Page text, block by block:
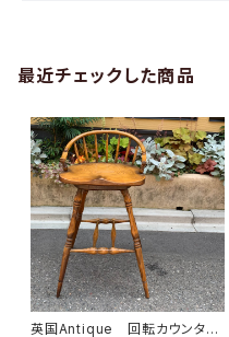
最近チェックした商品
英国Antique 回転カウンター